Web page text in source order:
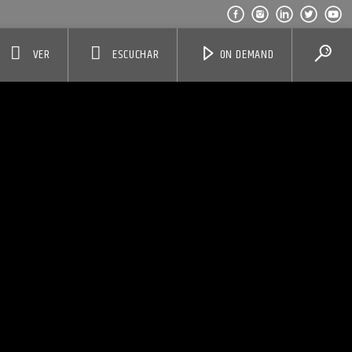
ON DEMAND
ESCUCHAR
VER